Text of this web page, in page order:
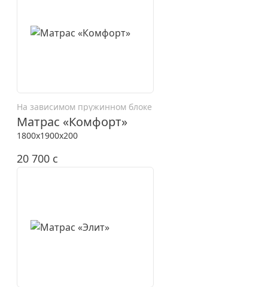
На зависимом пружинном блоке
Матрас «Комфорт»
1800x1900x200
20 700 c